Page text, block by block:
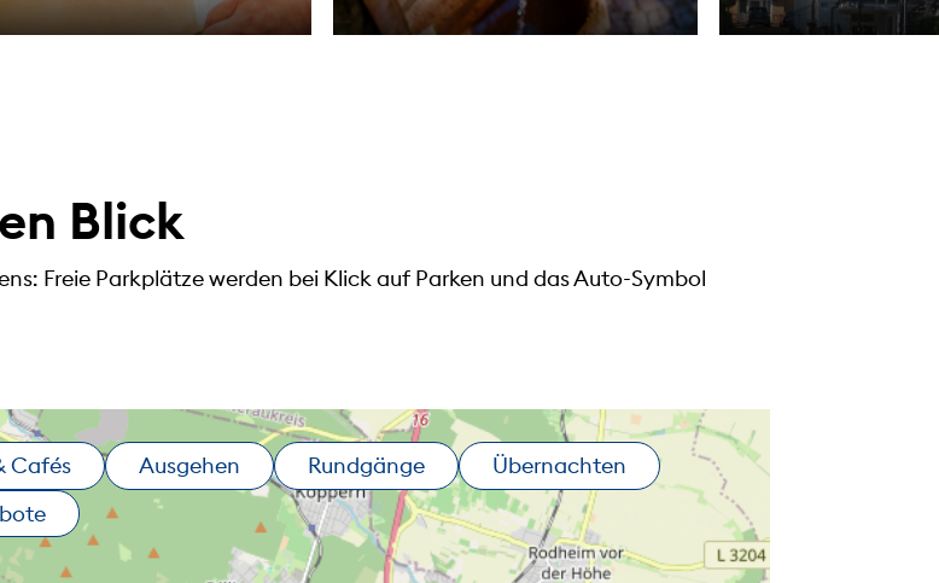
Blick
Freie Parkplätze werden bei Klick auf Parken und das Auto-Symbol
Cafés Ausgehen Rundgänge
Übernachten